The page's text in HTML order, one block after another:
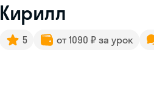
Кирилл
5 от 1090 ₽ за урок